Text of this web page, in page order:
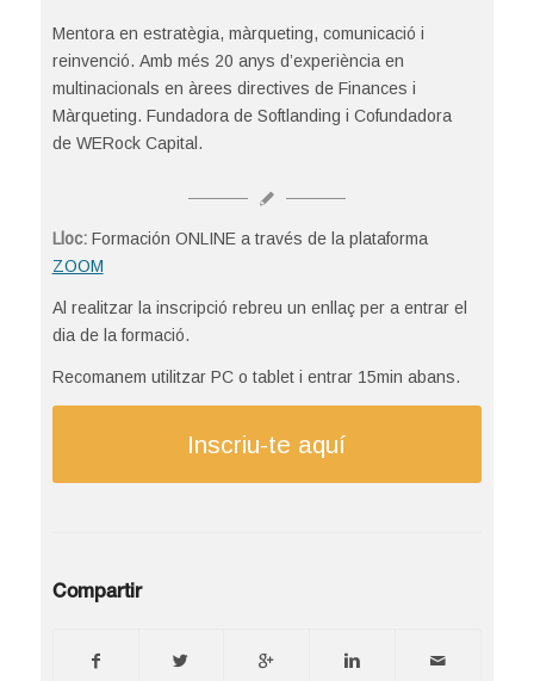
Mentora en estratègia, màrqueting, comunicació i
reinvenció. Amb més 20 anys d’experiència en
multinacionals en àrees directives de Finances i
Màrqueting. Fundadora de Softlanding i Cofundadora
de WERock Capital.
Lloc:Formación ONLINE a través de la plataforma
ZOOM
Al realitzar la inscripció rebreu un enllaç per a entrar el
dia de la formació.
Recomanem utilitzar PC o tablet i entrar 15min abans.
Inscriu-te aquí
Compartir